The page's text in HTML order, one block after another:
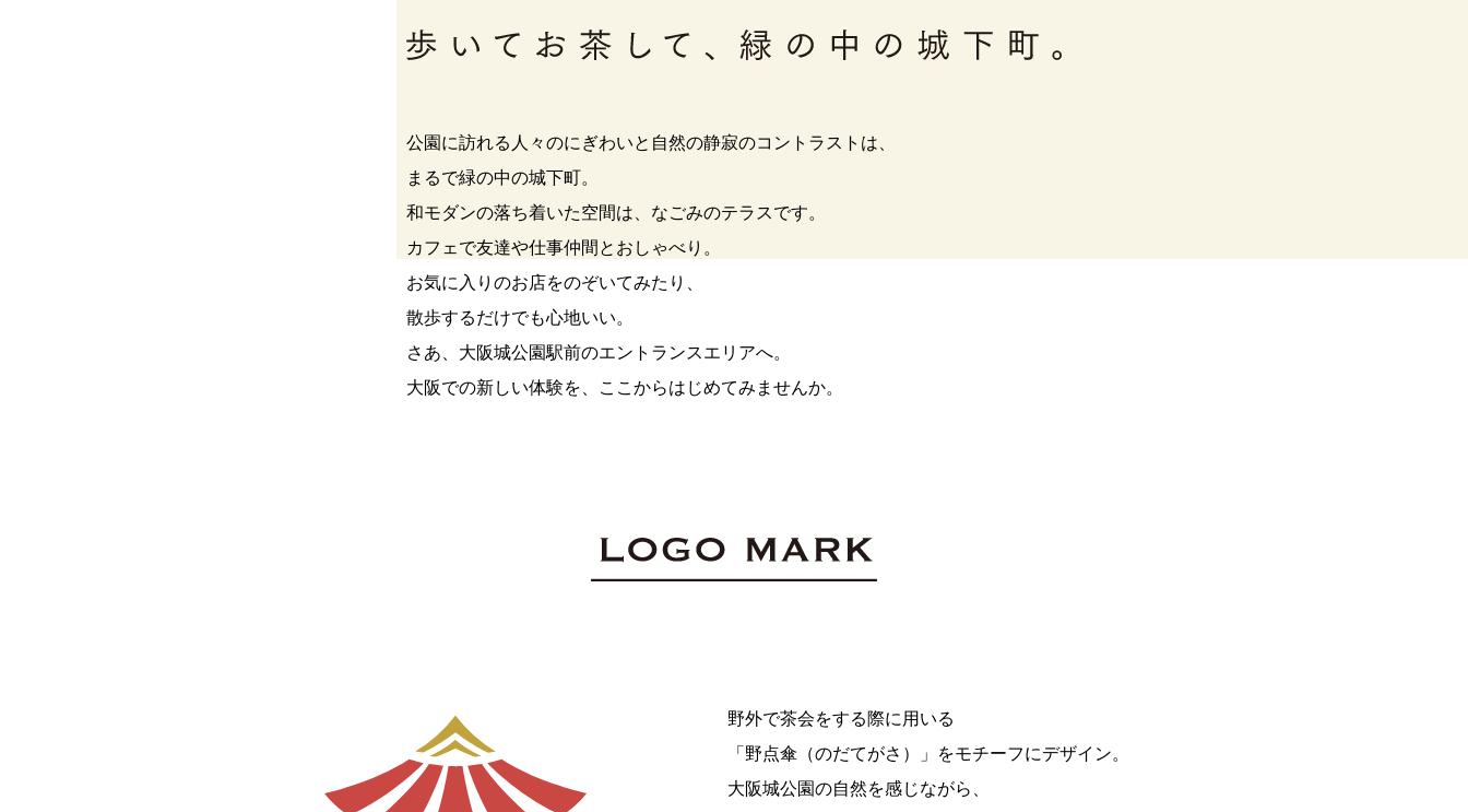
公園に訪れる人々のにぎわいと自然の静寂のコントラストは、
まるで緑の中の城下町。
和モダンの落ち着いた空間は、なごみのテラスです。
カフェで友達や仕事仲間とおしゃべり。
お気に入りのお店をのぞいてみたり、
散歩するだけでも心地いい。
さあ、大阪城公園駅前のエントランスエリアへ。
大阪での新しい体験を、ここからはじめてみませんか。
野外で茶会をする際に用いる
「野点傘（のだてがさ）」をモチーフにデザイン。
大阪城公園の自然を感じながら、